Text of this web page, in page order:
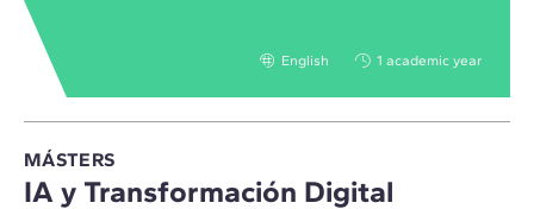
English 1 academic year
MÁSTERS
IA y Transformación Digital